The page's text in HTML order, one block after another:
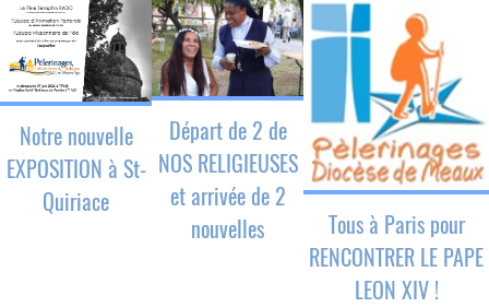
Notre nouvelle
EXPOSITION à St-
Quiriace
Départ de 2 de
NOS RELIGIEUSES
et arrivée de 2
nouvelles
Tous à Paris pour
RENCONTRER LE PAPE
LEON XIV !